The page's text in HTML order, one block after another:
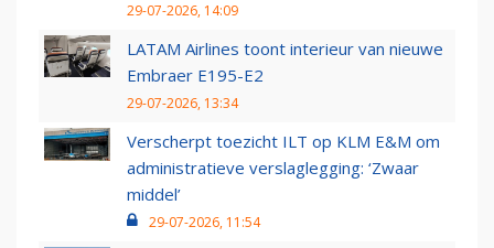
29-07-2026, 14:09
LATAM Airlines toont interieur van nieuwe
Embraer E195-E2
29-07-2026, 13:34
Verscherpt toezicht ILT op KLM E&M om
administratieve verslaglegging: ‘Zwaar
middel’
29-07-2026, 11:54